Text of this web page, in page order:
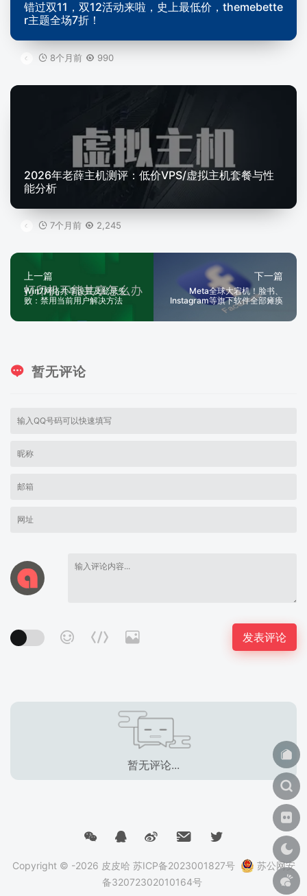
错过双11，双12活动来啦，史上最低价，themebette
r主题全场7折！
8个月前 990
2026年老薛主机测评：低价VPS/虚拟主机套餐与性
能分析
7个月前 2,245
上一篇
Win7网络共享设置及登录失
败：禁用当前用户解决方法
下一篇
Meta全球大宕机！脸书、
Instagram等旗下软件全部瘫痪
暂无评论
暂无评论...
Copyright © -2026 皮皮哈 苏ICP备2023001827号
苏公网安
备32072302010164号